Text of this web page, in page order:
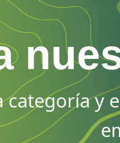
categoría y